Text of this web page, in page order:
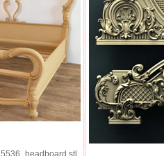
5536_headboard stl